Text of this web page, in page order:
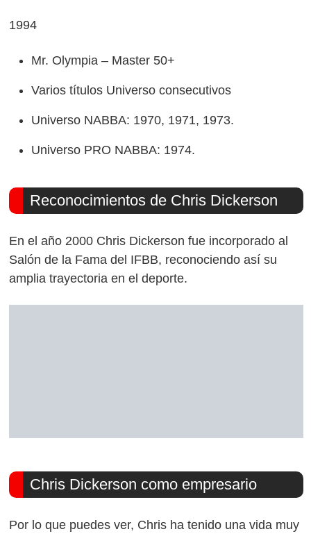
1994
Mr. Olympia – Master 50+
Varios títulos Universo consecutivos
Universo NABBA: 1970, 1971, 1973.
Universo PRO NABBA: 1974.
Reconocimientos de Chris Dickerson
En el año 2000 Chris Dickerson fue incorporado al
Salón de la Fama del IFBB, reconociendo así su
amplia trayectoria en el deporte.
Chris Dickerson como empresario
Por lo que puedes ver, Chris ha tenido una vida muy